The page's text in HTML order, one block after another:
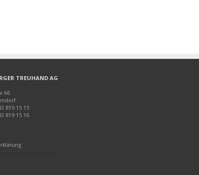
TREUHAND AG
66
819 15 15
819 15 16